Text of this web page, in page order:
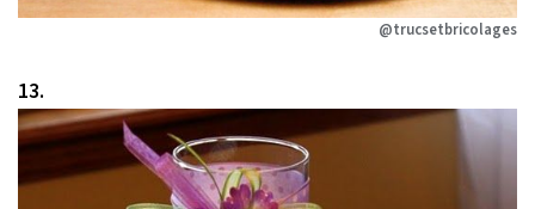
@trucsetbricolages
13.